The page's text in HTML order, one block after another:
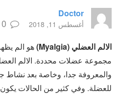
Doctor
أغسطس 11, 2018 0
الالم العضلي (Myalgia)
هو الم
مجموعة عضلات محددة. الالم
والمعروفة جدا، وخاصة بعد
للعضلة. وفي كثير من الحالات